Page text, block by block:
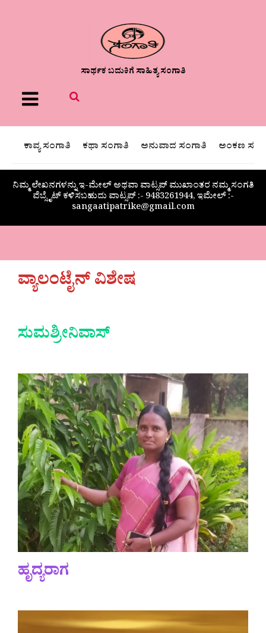
ಸಾರ್ಥಕ ಬದುಕಿಗೆ ಸಾಹಿತ್ಯ ಸಂಗಾತಿ
Menu
ಕಾವ್ಯ ಸಂಗಾತಿ ಕಥಾ ಸಂಗಾತಿ ಅನುವಾದ ಸಂಗಾತಿ ಅಂಕಣ
ನಿಮ್ಮ ಲೇಖನಗಳನ್ನು ಇ-ಮೇಲ್ ಅಥವಾ ವಾಟ್ಸಪ್ ಮುಖಾಂತರ ನಮ್ಮ ಸಂಗತಿ
ವೆಬ್ಸೈಟ್ ಕಳಿಸಬಹುದು ವಾಟ್ಸಪ್‌ :- 9483261944, ಇಮೇಲ್ :-
sangaatipatrike@gmail.com
ವ್ಯಾಲಂಟೈನ್ ವಿಶೇಷ
ಸುಮಶ್ರೀನಿವಾಸ್
ಹೃದ್ಯರಾಗ